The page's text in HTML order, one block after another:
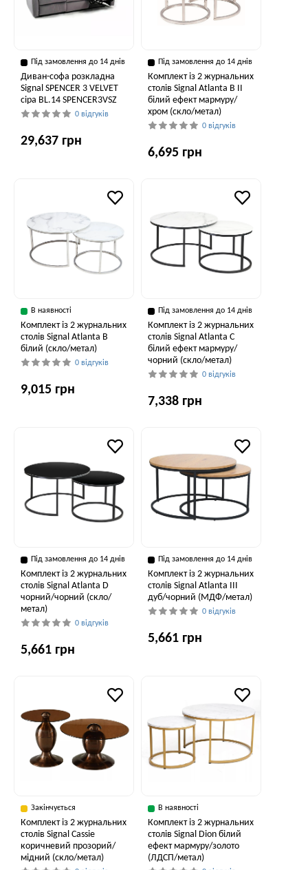
Під замовлення до 14 днів
Диван-софа розкладна
Signal SPENCER 3 VELVET
сіра BL.14 SPENCER3VSZ
0 відгуків
29,637 грн
Під замовлення до 14 днів
Комплект із 2 журнальних
столів Signal Atlanta B II
білий ефект мармуру/
хром (скло/метал)
0 відгуків
6,695 грн
В наявності
Комплект із 2 журнальних
столів Signal Atlanta B
білий (скло/метал)
0 відгуків
9,015 грн
Під замовлення до 14 днів
Комплект із 2 журнальних
столів Signal Atlanta C
білий ефект мармуру/
чорний (скло/метал)
0 відгуків
7,338 грн
Під замовлення до 14 днів
Комплект із 2 журнальних
столів Signal Atlanta D
чорний/чорний (скло/
метал)
0 відгуків
5,661 грн
Під замовлення до 14 днів
Комплект із 2 журнальних
столів Signal Atlanta III
дуб/чорний (МДФ/метал)
0 відгуків
5,661 грн
Закінчується
Комплект із 2 журнальних
столів Signal Cassie
коричневий прозорий/
мідний (скло/метал)
В наявності
Комплект із 2 журнальних
столів Signal Dion білий
ефект мармуру/золото
(ЛДСП/метал)